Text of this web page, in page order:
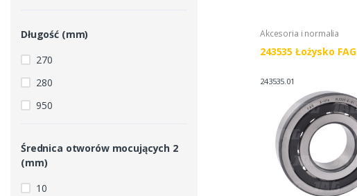
Długość (mm)
270
280
950
Średnica otworów mocujących 2
(mm)
10
Akcesoria i normalia
243535 Łożysko FAG
243535.01